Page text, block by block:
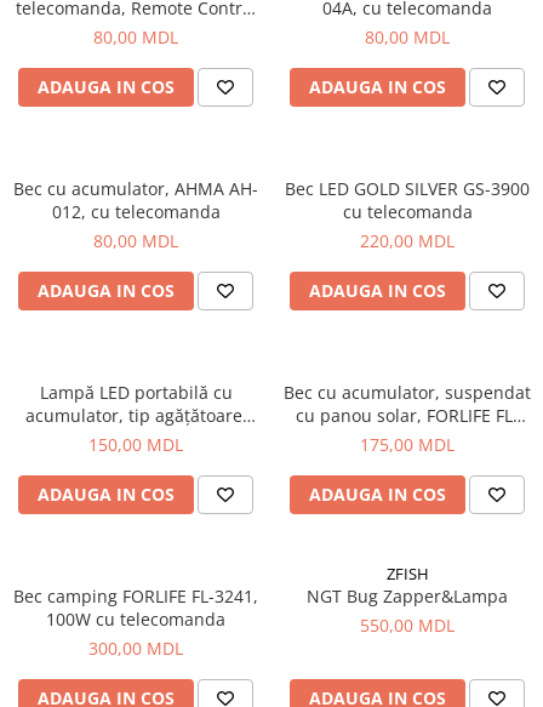
telecomanda, Remote Control
Led Light Hexagon
80,00 MDL
ADAUGA IN COS
04A, cu telecomanda
80,00 MDL
ADAUGA IN COS
Bec cu acumulator, AHMA AH-
012, cu telecomanda
80,00 MDL
ADAUGA IN COS
Bec LED GOLD SILVER GS-3900
cu telecomanda
220,00 MDL
ADAUGA IN COS
Lampă LED portabilă cu
acumulator, tip agățătoare,
pentru camping sau situații
30W
150,00 MDL
ADAUGA IN COS
Bec cu acumulator, suspendat
cu panou solar, FORLIFE FL-
3211
175,00 MDL
ADAUGA IN COS
Bec camping FORLIFE FL-3241,
100W cu telecomanda
300,00 MDL
ADAUGA IN COS
ZFISH
NGT Bug Zapper&Lampa
550,00 MDL
ADAUGA IN COS